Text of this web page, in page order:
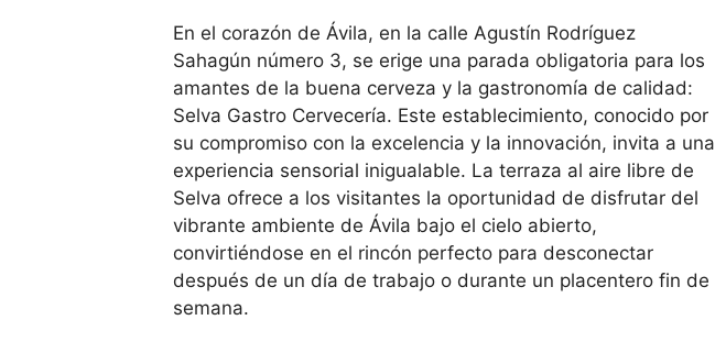
En el corazón de Ávila, en la calle Agustín Rodríguez
Sahagún número 3, se erige una parada obligatoria para los
amantes de la buena cerveza y la gastronomía de calidad:
Selva Gastro Cervecería. Este establecimiento, conocido por
su compromiso con la excelencia y la innovación, invita a una
experiencia sensorial inigualable. La terraza al aire libre de
Selva ofrece a los visitantes la oportunidad de disfrutar del
vibrante ambiente de Ávila bajo el cielo abierto,
convirtiéndose en el rincón perfecto para desconectar
después de un día de trabajo o durante un placentero fin de
semana.